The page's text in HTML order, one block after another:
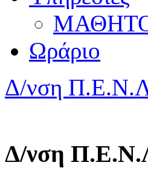
Ωράριο
Δ/νση
Δ/νση